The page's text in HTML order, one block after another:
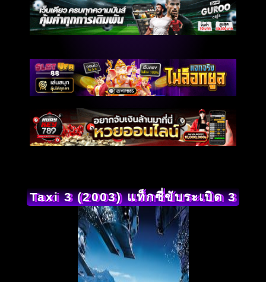
Taxi 3 (2003) แท็กซี่ขับระเบิด 3